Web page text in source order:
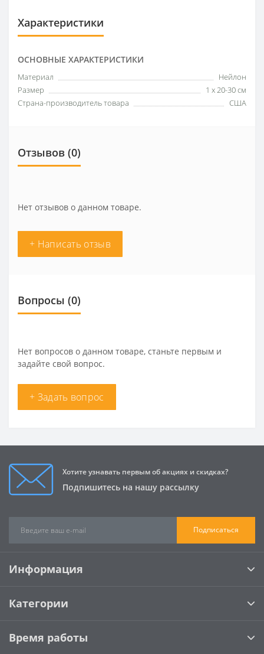
Характеристики
ОСНОВНЫЕ ХАРАКТЕРИСТИКИ
Материал
Нейлон
Размер
1 х 20-30 см
Страна-производитель товара
США
Отзывов (0)
Нет отзывов о данном товаре.
+ Написать отзыв
Вопросы (0)
Нет вопросов о данном товаре, станьте первым и
задайте свой вопрос.
+ Задать вопрос
Хотите узнавать первым об акциях и скидках?
Подпишитесь на нашу рассылку
Подписаться
Информация
Категории
Время работы